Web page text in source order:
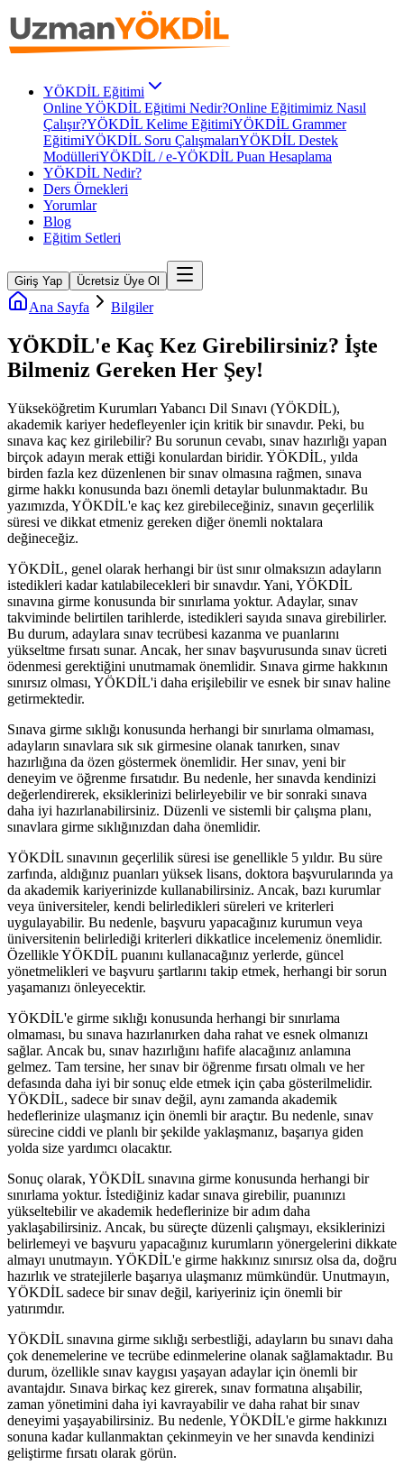
YÖKDİL Eğitimi
Online YÖKDİL Eğitimi Nedir?Online Eğitimimiz Nasıl
Çalışır?YÖKDİL Kelime EğitimiYÖKDİL Grammer
EğitimiYÖKDİL Soru ÇalışmalarıYÖKDİL Destek
ModülleriYÖKDİL / e-YÖKDİL Puan Hesaplama
YÖKDİL Nedir?
Ders Örnekleri
Yorumlar
Blog
Eğitim Setleri
Giriş Yap Ücretsiz Üye Ol
Ana Sayfa Bilgiler
YÖKDİL'e Kaç Kez Girebilirsiniz? İşte
Bilmeniz Gereken Her Şey!
Yükseköğretim Kurumları Yabancı Dil Sınavı (YÖKDİL),
akademik kariyer hedefleyenler için kritik bir sınavdır. Peki, bu
sınava kaç kez girilebilir? Bu sorunun cevabı, sınav hazırlığı yapan
birçok adayın merak ettiği konulardan biridir. YÖKDİL, yılda
birden fazla kez düzenlenen bir sınav olmasına rağmen, sınava
girme hakkı konusunda bazı önemli detaylar bulunmaktadır. Bu
yazımızda, YÖKDİL'e kaç kez girebileceğiniz, sınavın geçerlilik
süresi ve dikkat etmeniz gereken diğer önemli noktalara
değineceğiz.
YÖKDİL, genel olarak herhangi bir üst sınır olmaksızın adayların
istedikleri kadar katılabilecekleri bir sınavdır. Yani, YÖKDİL
sınavına girme konusunda bir sınırlama yoktur. Adaylar, sınav
takviminde belirtilen tarihlerde, istedikleri sayıda sınava girebilirler.
Bu durum, adaylara sınav tecrübesi kazanma ve puanlarını
yükseltme fırsatı sunar. Ancak, her sınav başvurusunda sınav ücreti
ödenmesi gerektiğini unutmamak önemlidir. Sınava girme hakkının
sınırsız olması, YÖKDİL'i daha erişilebilir ve esnek bir sınav haline
getirmektedir.
Sınava girme sıklığı konusunda herhangi bir sınırlama olmaması,
adayların sınavlara sık sık girmesine olanak tanırken, sınav
hazırlığına da özen göstermek önemlidir. Her sınav, yeni bir
deneyim ve öğrenme fırsatıdır. Bu nedenle, her sınavda kendinizi
değerlendirerek, eksiklerinizi belirleyebilir ve bir sonraki sınava
daha iyi hazırlanabilirsiniz. Düzenli ve sistemli bir çalışma planı,
sınavlara girme sıklığınızdan daha önemlidir.
YÖKDİL sınavının geçerlilik süresi ise genellikle 5 yıldır. Bu süre
zarfında, aldığınız puanları yüksek lisans, doktora başvurularında ya
da akademik kariyerinizde kullanabilirsiniz. Ancak, bazı kurumlar
veya üniversiteler, kendi belirledikleri süreleri ve kriterleri
uygulayabilir. Bu nedenle, başvuru yapacağınız kurumun veya
üniversitenin belirlediği kriterleri dikkatlice incelemeniz önemlidir.
Özellikle YÖKDİL puanını kullanacağınız yerlerde, güncel
yönetmelikleri ve başvuru şartlarını takip etmek, herhangi bir sorun
yaşamanızı önleyecektir.
YÖKDİL'e girme sıklığı konusunda herhangi bir sınırlama
olmaması, bu sınava hazırlanırken daha rahat ve esnek olmanızı
sağlar. Ancak bu, sınav hazırlığını hafife alacağınız anlamına
gelmez. Tam tersine, her sınav bir öğrenme fırsatı olmalı ve her
defasında daha iyi bir sonuç elde etmek için çaba gösterilmelidir.
YÖKDİL, sadece bir sınav değil, aynı zamanda akademik
hedeflerinize ulaşmanız için önemli bir araçtır. Bu nedenle, sınav
sürecine ciddi ve planlı bir şekilde yaklaşmanız, başarıya giden
yolda size yardımcı olacaktır.
Sonuç olarak, YÖKDİL sınavına girme konusunda herhangi bir
sınırlama yoktur. İstediğiniz kadar sınava girebilir, puanınızı
yükseltebilir ve akademik hedeflerinize bir adım daha
yaklaşabilirsiniz. Ancak, bu süreçte düzenli çalışmayı, eksiklerinizi
belirlemeyi ve başvuru yapacağınız kurumların yönergelerini dikkate
almayı unutmayın. YÖKDİL'e girme hakkınız sınırsız olsa da, doğru
hazırlık ve stratejilerle başarıya ulaşmanız mümkündür. Unutmayın,
YÖKDİL sadece bir sınav değil, kariyeriniz için önemli bir
yatırımdır.
YÖKDİL sınavına girme sıklığı serbestliği, adayların bu sınavı daha
çok denemelerine ve tecrübe edinmelerine olanak sağlamaktadır. Bu
durum, özellikle sınav kaygısı yaşayan adaylar için önemli bir
avantajdır. Sınava birkaç kez girerek, sınav formatına alışabilir,
zaman yönetimini daha iyi kavrayabilir ve daha rahat bir sınav
deneyimi yaşayabilirsiniz. Bu nedenle, YÖKDİL'e girme hakkınızı
sonuna kadar kullanmaktan çekinmeyin ve her sınavda kendinizi
geliştirme fırsatı olarak görün.